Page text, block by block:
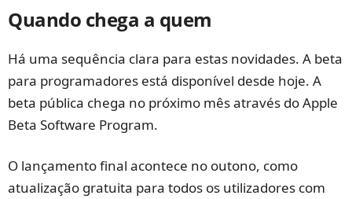
Quando chega a quem
Há uma sequência clara para estas novidades. A beta
para programadores está disponível desde hoje. A
beta pública chega no próximo mês através do Apple
Beta Software Program.
O lançamento final acontece no outono, como
atualização gratuita para todos os utilizadores com